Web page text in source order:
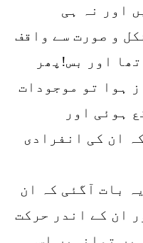
اور نہ ہی
و صورت سے واقف
اور بس!پھر
ہوا تو موجودات
ہوئی اور
ان کی انفرادی
بات آگئی کہ ان
ان کے اندر حرکت